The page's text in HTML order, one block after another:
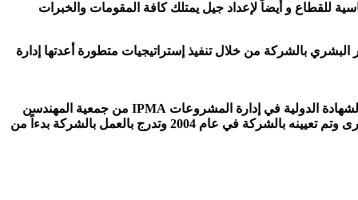
للقطاع و أيضاً لإعداد جيل يمتلك كافة المقومات والخبرات
بالشركة من خلال تنفيذ إستراتيجيات متطورة أعدتها إدارة
وحاصل على الشهادة الدولية في إدارة المشروعات IPMA من جمعية المهندسن
الأخرى وتم تعيينه بالشركة في عام 2004 وتدرج بالعمل بالشركة بدءاً من